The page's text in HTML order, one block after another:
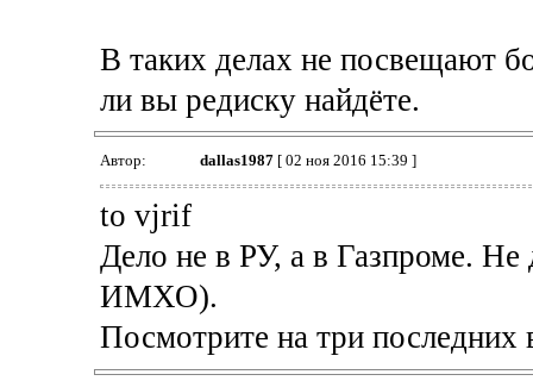
В таких делах не посвещают
ли вы редиску найдёте.
Автор: dallas1987[ 02 ноя 2016 15:39 ]
to vjrif
Дело не в РУ, а в Газпроме. Не
ИМХО).
Посмотрите на три последних